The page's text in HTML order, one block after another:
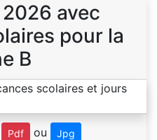
avec
pour la
B
Pdf ou Jpg